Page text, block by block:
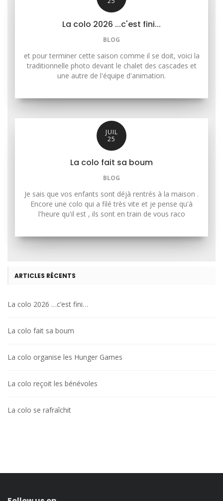
La colo 2026 ...c'est fini...
BLOG
et pour terminer cette saison comme il se doit, voici la
traditionnelle photo devant le chalet des cascades et
une autre de l'équipe d'animation.
JUIL
25
La colo fait sa boum
BLOG
Je sais que vos enfants sont déjà rentrés à la maison .
Encore une colo qui a filé très vite et je pense qu'à
l'heure qu'il est , ils sont en train de vous raco
ARTICLES RÉCENTS
La colo 2026 …c’est fini…
La colo fait sa boum
La colo organise les Hunger Games
La colo reçoit les bénévoles
La colo se rafraîchit